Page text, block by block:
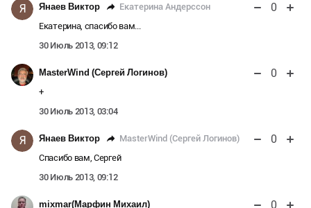
Я Янаев Виктор Екатерина Андерссон 0
Екатерина, спасибо вам...
30 Июль 2013, 09:12
MasterWind (Сергей Логинов) 0
+
30 Июль 2013, 03:04
Я Янаев Виктор MasterWind (Сергей Логинов) 0
Спасибо вам, Сергей
30 Июль 2013, 09:12
mixmar(Марфин Михаил) 0